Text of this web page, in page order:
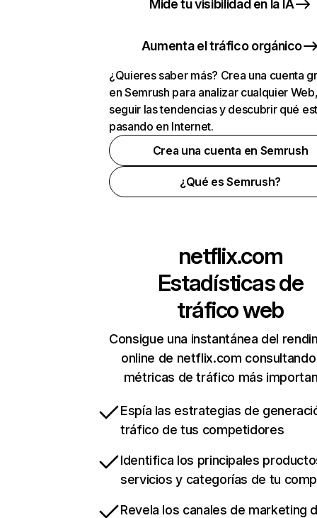
Mide tu visibilidad en la IA
Aumenta el tráfico orgánico
¿Quieres saber más? Crea una cuenta
en Semrush para analizar cualquier
seguir las tendencias y descubrir qué
pasando en Internet.
Crea una cuenta en Semrush
¿Qué es Semrush?
netflix.com
Estadísticas de
tráfico web
Consigue una instantánea del
online de netflix.com
métricas de tráfico más
Espía las estrategias de
tráfico de tus competidores
Identifica los principales
servicios y categorías de tu
Revela los canales de marketing